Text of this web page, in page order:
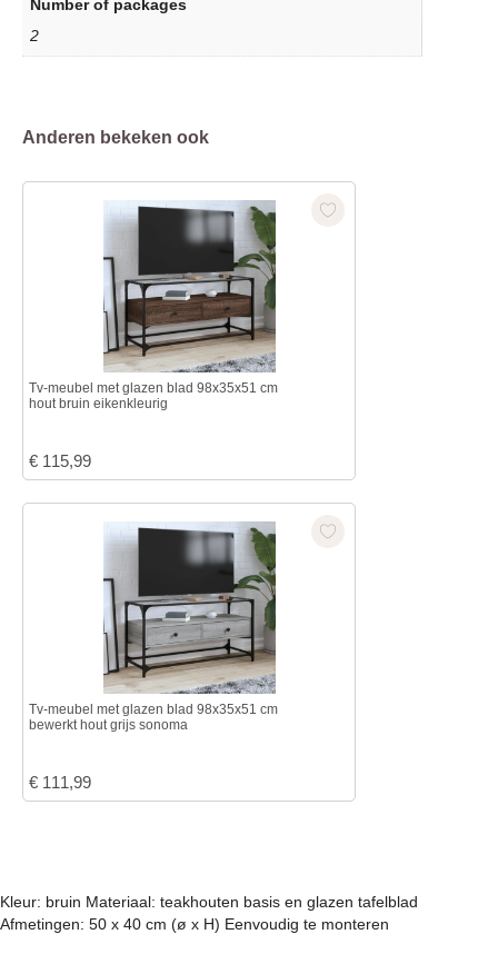
Number of packages
2
Anderen bekeken ook
Tv-meubel met glazen blad 98x35x51 cm
hout bruin eikenkleurig
€ 115,99
Tv-meubel met glazen blad 98x35x51 cm
bewerkt hout grijs sonoma
€ 111,99
Kleur: bruin Materiaal: teakhouten basis en glazen tafelblad
Afmetingen: 50 x 40 cm (ø x H) Eenvoudig te monteren